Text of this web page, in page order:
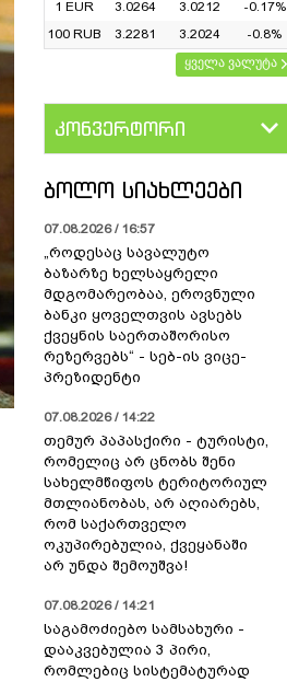
1 EUR
3.0264 3.0212
-0.17%
100 RUB
3.2281 3.2024
-0.8%
ყველა ვალუტა
კონვერტორი
ᲑᲝᲚᲝ ᲡᲘᲐᲮᲚᲔᲔᲑᲘ
07.08.2026 / 16:57
„როდესაც სავალუტო
ბაზარზე ხელსაყრელი
მდგომარეობაა, ეროვნული
ბანკი ყოველთვის ავსებს
ქვეყნის საერთაშორისო
რეზერვებს“ - სებ-ის ვიცე-
პრეზიდენტი
07.08.2026 / 14:22
თემურ პაპასქირი - ტურისტი,
რომელიც არ ცნობს შენი
სახელმწიფოს ტერიტორიულ
მთლიანობას, არ აღიარებს,
რომ საქართველო
ოკუპირებულია, ქვეყანაში
არ უნდა შემოუშვა!
07.08.2026 / 14:21
საგამოძიებო სამსახური -
დააკვებულია 3 პირი,
რომლებიც სისტემატურად